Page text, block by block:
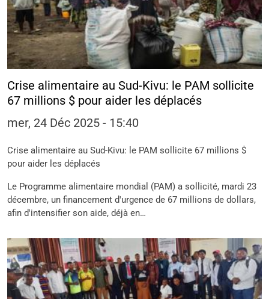
Crise alimentaire au Sud-Kivu: le PAM sollicite
67 millions $ pour aider les déplacés
mer, 24 Déc 2025 - 15:40
Crise alimentaire au Sud-Kivu: le PAM sollicite 67 millions $
pour aider les déplacés
Le Programme alimentaire mondial (PAM) a sollicité, mardi 23
décembre, un financement d'urgence de 67 millions de dollars,
afin d'intensifier son aide, déjà en…